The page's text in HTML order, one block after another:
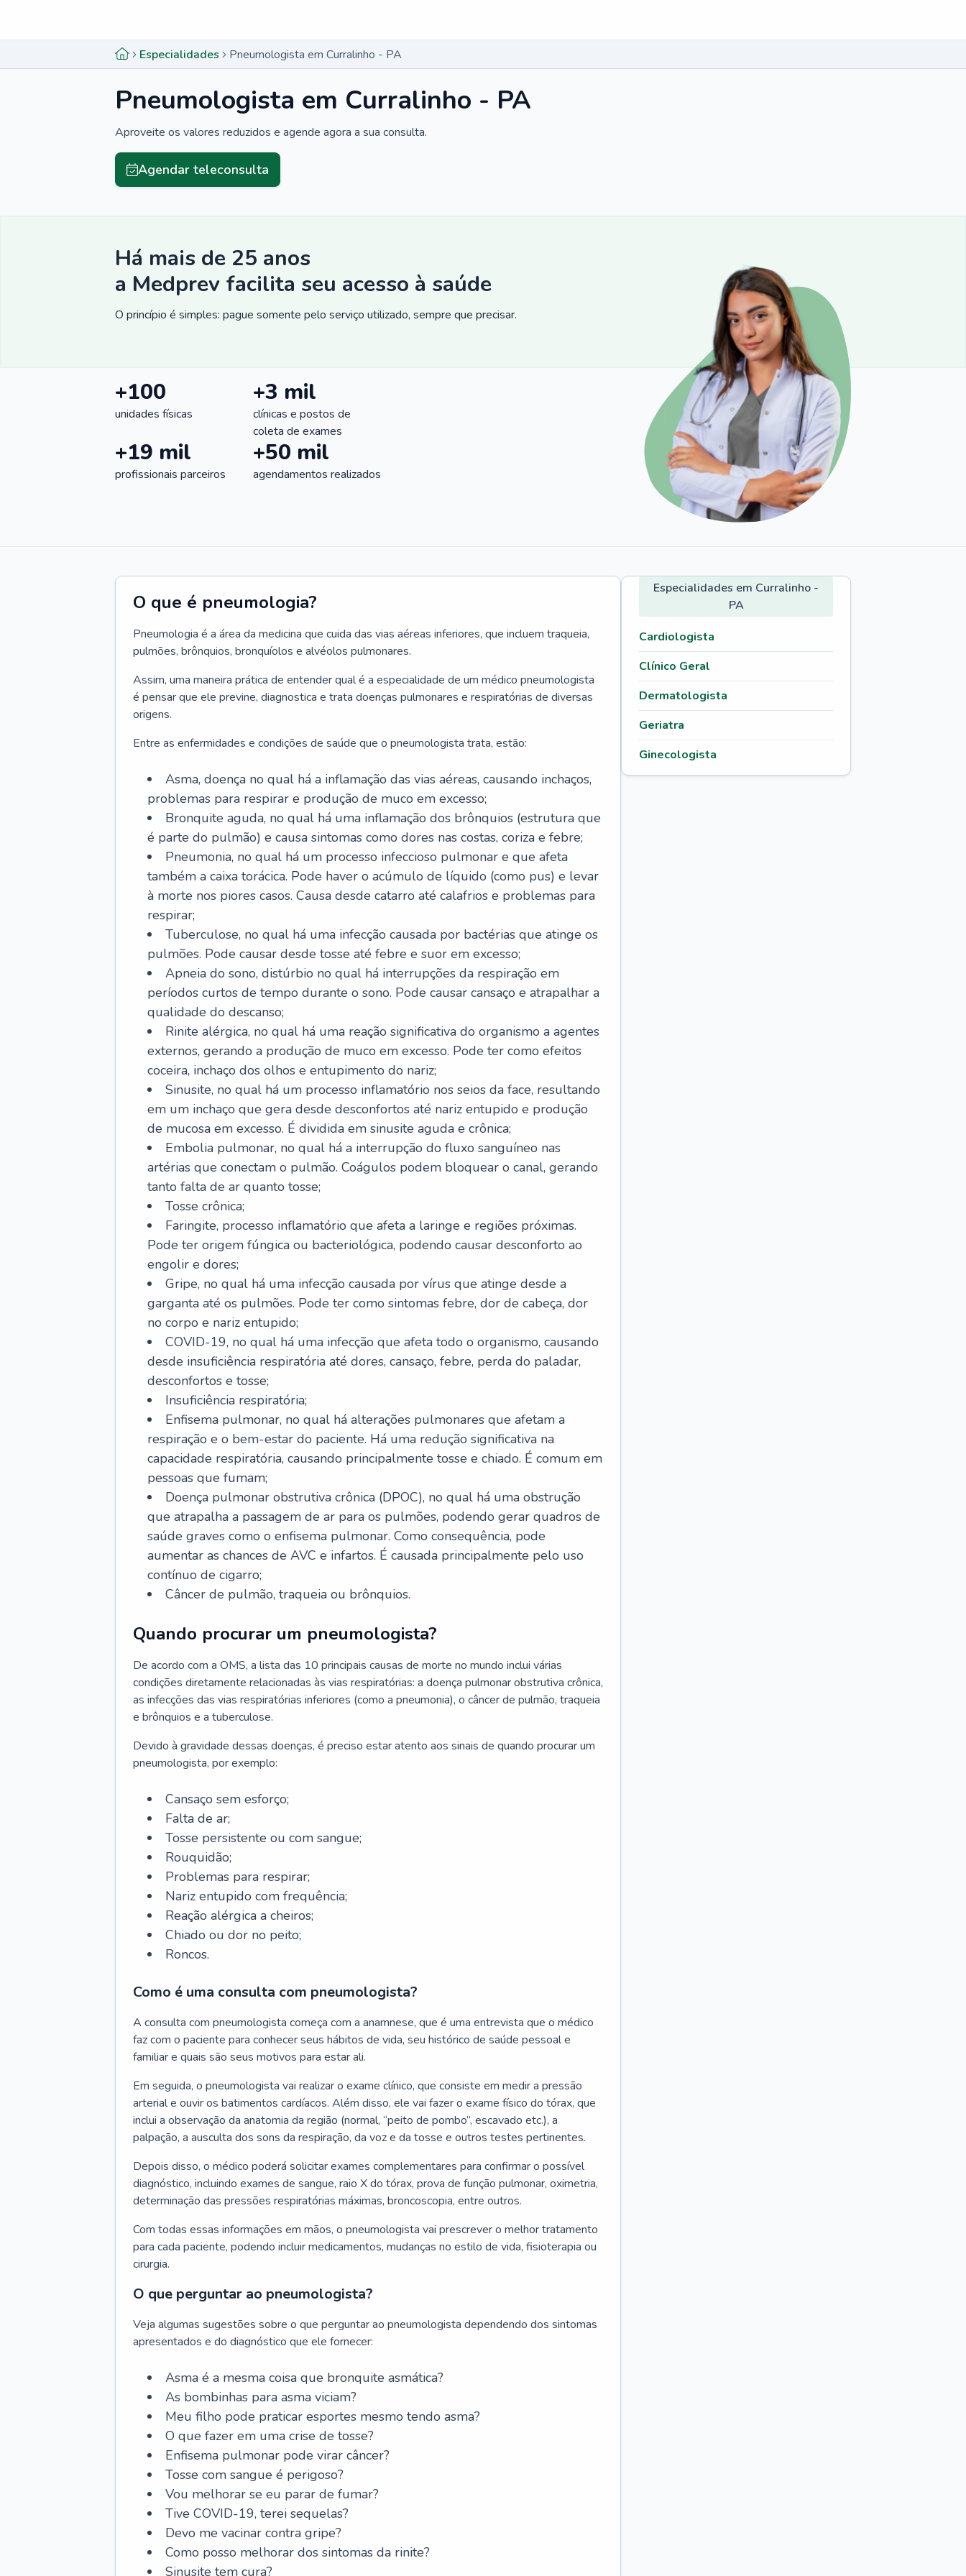
Especialidades Pneumologista em Curralinho - PA
Pneumologista em Curralinho - PA
Aproveite os valores reduzidos e agende agora a sua consulta.
Agendar teleconsulta
Há mais de 25 anos
a Medprev facilita seu acesso à saúde
O princípio é simples: pague somente pelo serviço utilizado, sempre que precisar.
+100
unidades físicas
+3 mil
clínicas e postos de
coleta de exames
+19 mil
profissionais parceiros
+50 mil
agendamentos realizados
O que é pneumologia?
Pneumologia é a área da medicina que cuida das vias aéreas inferiores, que incluem traqueia,
pulmões, brônquios, bronquíolos e alvéolos pulmonares.
Assim, uma maneira prática de entender qual é a especialidade de um médico pneumologista
é pensar que ele previne, diagnostica e trata doenças pulmonares e respiratórias de diversas
origens.
Entre as enfermidades e condições de saúde que o pneumologista trata, estão:
Asma, doença no qual há a inflamação das vias aéreas, causando inchaços,
problemas para respirar e produção de muco em excesso;
Bronquite aguda, no qual há uma inflamação dos brônquios (estrutura que
é parte do pulmão) e causa sintomas como dores nas costas, coriza e febre;
Pneumonia, no qual há um processo infeccioso pulmonar e que afeta
também a caixa torácica. Pode haver o acúmulo de líquido (como pus) e levar
à morte nos piores casos. Causa desde catarro até calafrios e problemas para
respirar;
Tuberculose, no qual há uma infecção causada por bactérias que atinge os
pulmões. Pode causar desde tosse até febre e suor em excesso;
Apneia do sono, distúrbio no qual há interrupções da respiração em
períodos curtos de tempo durante o sono. Pode causar cansaço e atrapalhar a
qualidade do descanso;
Rinite alérgica, no qual há uma reação significativa do organismo a agentes
externos, gerando a produção de muco em excesso. Pode ter como efeitos
coceira, inchaço dos olhos e entupimento do nariz;
Sinusite, no qual há um processo inflamatório nos seios da face, resultando
em um inchaço que gera desde desconfortos até nariz entupido e produção
de mucosa em excesso. É dividida em sinusite aguda e crônica;
Embolia pulmonar, no qual há a interrupção do fluxo sanguíneo nas
artérias que conectam o pulmão. Coágulos podem bloquear o canal, gerando
tanto falta de ar quanto tosse;
Tosse crônica;
Faringite, processo inflamatório que afeta a laringe e regiões próximas.
Pode ter origem fúngica ou bacteriológica, podendo causar desconforto ao
engolir e dores;
Gripe, no qual há uma infecção causada por vírus que atinge desde a
garganta até os pulmões. Pode ter como sintomas febre, dor de cabeça, dor
no corpo e nariz entupido;
COVID-19, no qual há uma infecção que afeta todo o organismo, causando
desde insuficiência respiratória até dores, cansaço, febre, perda do paladar,
desconfortos e tosse;
Insuficiência respiratória;
Enfisema pulmonar, no qual há alterações pulmonares que afetam a
respiração e o bem-estar do paciente. Há uma redução significativa na
capacidade respiratória, causando principalmente tosse e chiado. É comum em
pessoas que fumam;
Doença pulmonar obstrutiva crônica (DPOC), no qual há uma obstrução
que atrapalha a passagem de ar para os pulmões, podendo gerar quadros de
saúde graves como o enfisema pulmonar. Como consequência, pode
aumentar as chances de AVC e infartos. É causada principalmente pelo uso
contínuo de cigarro;
Câncer de pulmão, traqueia ou brônquios.
Quando procurar um pneumologista?
De acordo com a OMS, a lista das 10 principais causas de morte no mundo inclui várias
condições diretamente relacionadas às vias respiratórias: a doença pulmonar obstrutiva crônica,
as infecções das vias respiratórias inferiores (como a pneumonia), o câncer de pulmão, traqueia
e brônquios e a tuberculose.
Devido à gravidade dessas doenças, é preciso estar atento aos sinais de quando procurar um
pneumologista, por exemplo:
Cansaço sem esforço;
Falta de ar;
Tosse persistente ou com sangue;
Rouquidão;
Problemas para respirar;
Nariz entupido com frequência;
Reação alérgica a cheiros;
Chiado ou dor no peito;
Roncos.
Como é uma consulta com pneumologista?
A consulta com pneumologista começa com a anamnese, que é uma entrevista que o médico
faz com o paciente para conhecer seus hábitos de vida, seu histórico de saúde pessoal e
familiar e quais são seus motivos para estar ali.
Em seguida, o pneumologista vai realizar o exame clínico, que consiste em medir a pressão
arterial e ouvir os batimentos cardíacos. Além disso, ele vai fazer o exame físico do tórax, que
inclui a observação da anatomia da região (normal, “peito de pombo”, escavado etc.), a
palpação, a ausculta dos sons da respiração, da voz e da tosse e outros testes pertinentes.
Depois disso, o médico poderá solicitar exames complementares para confirmar o possível
diagnóstico, incluindo exames de sangue, raio X do tórax, prova de função pulmonar, oximetria,
determinação das pressões respiratórias máximas, broncoscopia, entre outros.
Com todas essas informações em mãos, o pneumologista vai prescrever o melhor tratamento
para cada paciente, podendo incluir medicamentos, mudanças no estilo de vida, fisioterapia ou
cirurgia.
O que perguntar ao pneumologista?
Veja algumas sugestões sobre o que perguntar ao pneumologista dependendo dos sintomas
apresentados e do diagnóstico que ele fornecer:
Asma é a mesma coisa que bronquite asmática?
As bombinhas para asma viciam?
Meu filho pode praticar esportes mesmo tendo asma?
O que fazer em uma crise de tosse?
Enfisema pulmonar pode virar câncer?
Tosse com sangue é perigoso?
Vou melhorar se eu parar de fumar?
Tive COVID-19, terei sequelas?
Devo me vacinar contra gripe?
Como posso melhorar dos sintomas da rinite?
Sinusite tem cura?
Especialidades em Curralinho -
PA
Cardiologista
Clínico Geral
Dermatologista
Geriatra
Ginecologista